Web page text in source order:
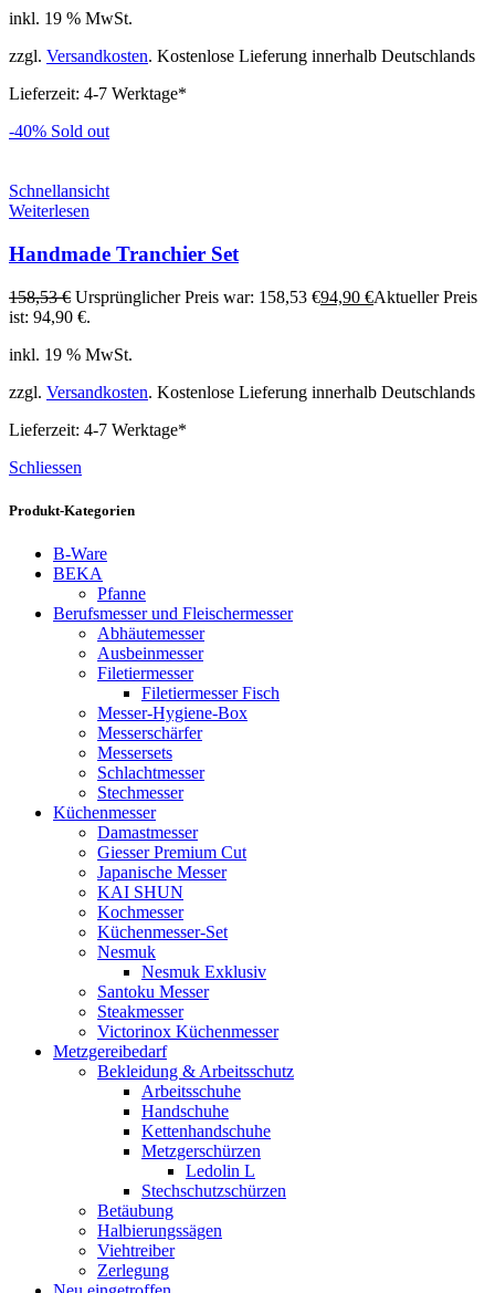
inkl. 19 % MwSt.
zzgl. Versandkosten. Kostenlose Lieferung innerhalb Deutschlands
Lieferzeit: 4-7 Werktage*
-40% Sold out
Schnellansicht
Weiterlesen
Handmade Tranchier Set
158,53€ Ursprünglicher Preis war: 158,53 €94,90 €Aktueller Preis
ist: 94,90 €.
inkl. 19 % MwSt.
zzgl. Versandkosten. Kostenlose Lieferung innerhalb Deutschlands
Lieferzeit: 4-7 Werktage*
Schliessen
Produkt-Kategorien
B-Ware
BEKA
Pfanne
Berufsmesser und Fleischermesser
Abhäutemesser
Ausbeinmesser
Filetiermesser
Filetiermesser Fisch
Messer-Hygiene-Box
Messerschärfer
Messersets
Schlachtmesser
Stechmesser
Küchenmesser
Damastmesser
Giesser Premium Cut
Japanische Messer
KAI SHUN
Kochmesser
Küchenmesser-Set
Nesmuk
Nesmuk Exklusiv
Santoku Messer
Steakmesser
Victorinox Küchenmesser
Metzgereibedarf
Bekleidung & Arbeitsschutz
Arbeitsschuhe
Handschuhe
Kettenhandschuhe
Metzgerschürzen
Ledolin L
Stechschutzschürzen
Betäubung
Halbierungssägen
Viehtreiber
Zerlegung